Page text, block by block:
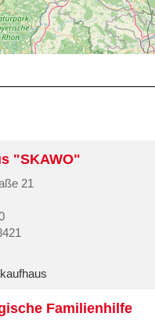
"SKAWO"
21
Familienhilfe